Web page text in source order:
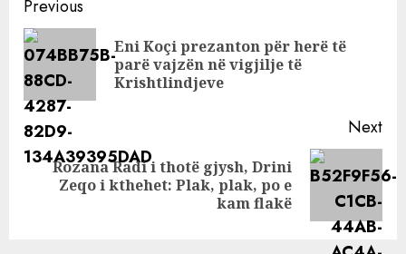
bankat bëjnë
namin:
Shtrenjtohen
sërish
apartamentet në
Tiranë
Continue
Reading
Previous
Eni Koçi prezanton për herë të
parë vajzën në vigjilje të
Krishtlindjeve
Next
Next
Rozana Radi i thotë gjysh, Drini
Zeqo i kthehet: Plak, plak, po e
kam flakë